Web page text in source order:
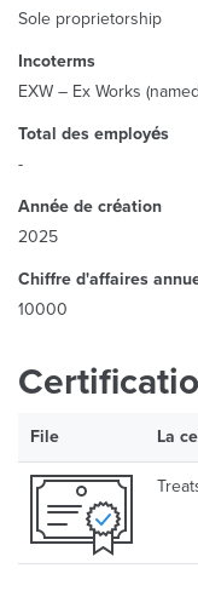
Sole proprietorship
Incoterms
EXW – Ex Works
Total des employés
-
Année de création
2025
Chiffre d'affaires
10000
File La